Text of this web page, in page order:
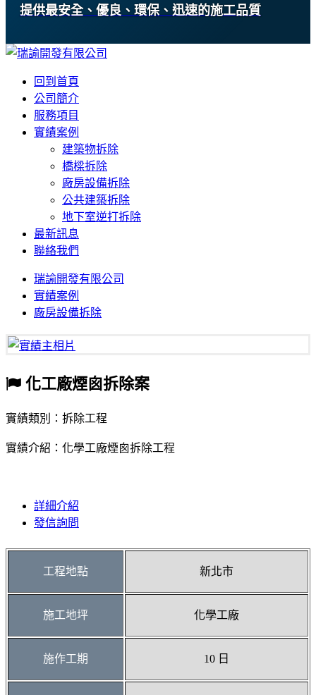
提供最安全、優良、環保、迅速的施工品質
回到首頁
公司簡介
服務項目
實績案例
建築物拆除
橋樑拆除
廠房設備拆除
公共建築拆除
地下室逆打拆除
最新訊息
聯絡我們
瑞諭開發有限公司
實績案例
廠房設備拆除
化工廠煙囪拆除案
實績類別：拆除工程
實績介紹：化學工廠煙囪拆除工程
詳細介紹
發信詢問
工程地點 新北市
施工地坪 化學工廠
施作工期 10 日